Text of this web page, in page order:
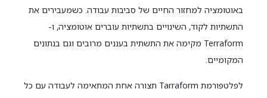
באוטומציה למחזור החיים של סביבות עבודה. כשמעבירים את
התשתיות לקוד, השינויים בתשתיות עוברים אוטומציה, ו-
Terraform מקימה את התשתית בעננים מרובים וגם בנתונים
המקומיים.
לפלטפורמת Tarraform תצורה אחת המתאימה לעבודה עם כל